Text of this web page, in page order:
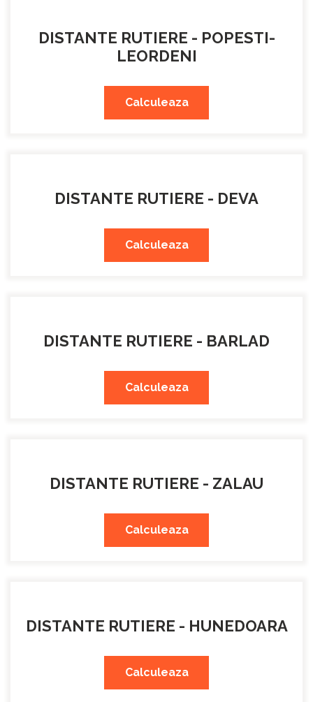
DISTANTE RUTIERE - POPESTI-
LEORDENI
Calculeaza
DISTANTE RUTIERE - DEVA
Calculeaza
DISTANTE RUTIERE - BARLAD
Calculeaza
DISTANTE RUTIERE - ZALAU
Calculeaza
DISTANTE RUTIERE - HUNEDOARA
Calculeaza